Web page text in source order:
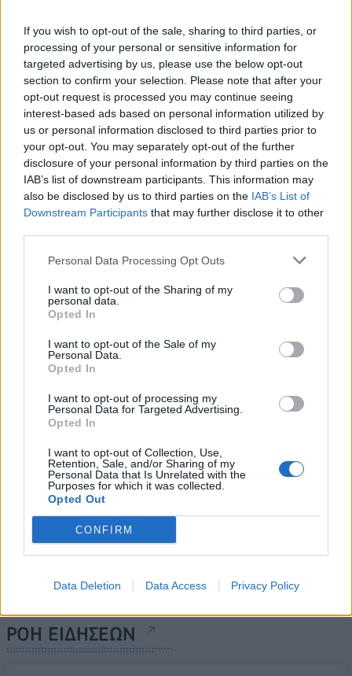
If you wish to opt-out of the sale, sharing to third parties, or
processing of your personal or sensitive information for
targeted advertising by us, please use the below opt-out
section to confirm your selection. Please note that after your
opt-out request is processed you may continue seeing
interest-based ads based on personal information utilized by
us or personal information disclosed to third parties prior to
your opt-out. You may separately opt-out of the further
disclosure of your personal information by third parties on the
IAB’s list of downstream participants. This information may
also be disclosed by us to third parties on the IAB’s List of
Downstream Participants that may further disclose it to other
Personal Data Processing Opt Outs
I want to opt-out of the Sharing of my
personal data.
Opted In
I want to opt-out of the Sale of my
Personal Data.
Opted In
I want to opt-out of processing my
Personal Data for Targeted Advertising.
Opted In
I want to opt-out of Collection, Use,
Retention, Sale, and/or Sharing of my
Personal Data that Is Unrelated with the
Purposes for which it was collected.
Opted Out
CONFIRM
Data Deletion Data Access Privacy Policy
FTSE4Good
Alpha Bank: Για πρώτη φορά το Αρχαίο Θέατρο Επιδαύρου άνοιξε τις
πύλες του σε όλους
ΠΕΡΙΣΣΌΤΕΡΑ ΣΕ ΑΥΤΉ ΤΗΝ ΚΑΤΗΓΟΡΊΑ
λόγω Thomas Cook
οφείλουμε σεβασμό στους
επισκέπτες
24/09/2019 - 12:21
δημιουργούν εκπαιδευτικό
πρόγραμμα για τα στελέχη
ΡΟΗ ΕΙΔΗΣΕΩΝ